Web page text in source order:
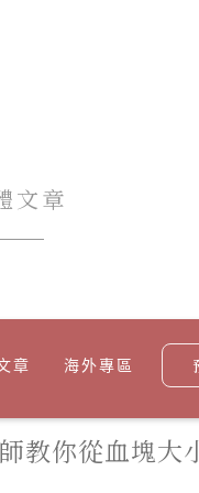
文章
章 海外專區
教你從血塊大